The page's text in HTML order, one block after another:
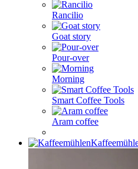
Rancilio
Goat story
Pour-over
Morning
Smart Coffee Tools
Aram coffee